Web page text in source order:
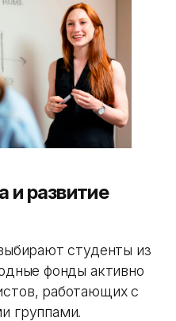
и развитие
студенты из
фонды активно
работающих с
группами.